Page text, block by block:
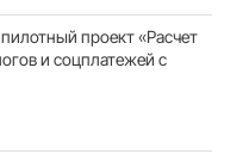
проект «Расчет
и соцплатежей с